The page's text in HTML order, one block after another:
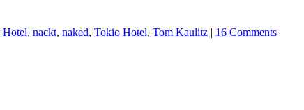
Hotel, nackt, naked, Tokio Hotel, Tom Kaulitz | 16 Comments